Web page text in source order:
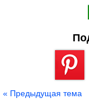
« Предыдущая тема